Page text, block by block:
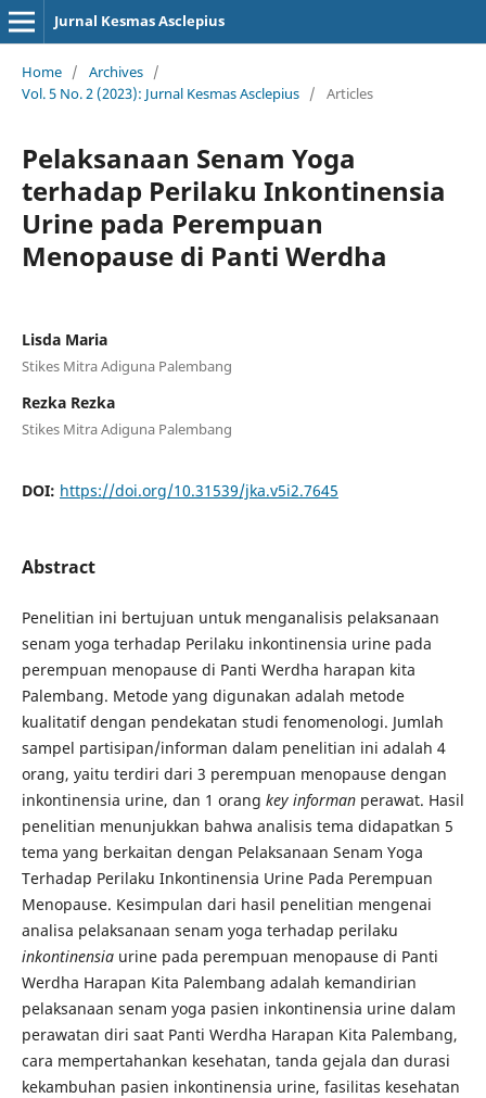
Jurnal Kesmas Asclepius
Home / Archives /
Vol. 5 No. 2 (2023): Jurnal Kesmas Asclepius / Articles
Pelaksanaan Senam Yoga
terhadap Perilaku Inkontinensia
Urine pada Perempuan
Menopause di Panti Werdha
Lisda Maria
Stikes Mitra Adiguna Palembang
Rezka Rezka
Stikes Mitra Adiguna Palembang
DOI: https://doi.org/10.31539/jka.v5i2.7645
Abstract
Penelitian ini bertujuan untuk menganalisis pelaksanaan
senam yoga terhadap Perilaku inkontinensia urine pada
perempuan menopause di Panti Werdha harapan kita
Palembang. Metode yang digunakan adalah metode
kualitatif dengan pendekatan studi fenomenologi. Jumlah
sampel partisipan/informan dalam penelitian ini adalah 4
orang, yaitu terdiri dari 3 perempuan menopause dengan
inkontinensia urine, dan 1 orang key informanperawat. Hasil
penelitian menunjukkan bahwa analisis tema didapatkan 5
tema yang berkaitan dengan Pelaksanaan Senam Yoga
Terhadap Perilaku Inkontinensia Urine Pada Perempuan
Menopause. Kesimpulan dari hasil penelitian mengenai
analisa pelaksanaan senam yoga terhadap perilaku
inkontinensiaurine pada perempuan menopause di Panti
Werdha Harapan Kita Palembang adalah kemandirian
pelaksanaan senam yoga pasien inkontinensia urine dalam
perawatan diri saat Panti Werdha Harapan Kita Palembang,
cara mempertahankan kesehatan, tanda gejala dan durasi
kekambuhan pasien inkontinensia urine, fasilitas kesehatan